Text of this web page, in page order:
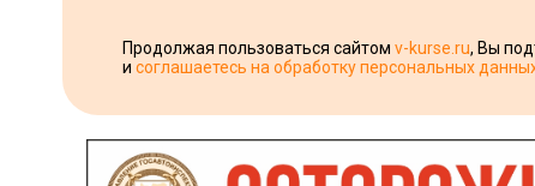
Продолжая пользоваться сайтом v-kurse.ru, Вы
и соглашаетесь на обработку персональных